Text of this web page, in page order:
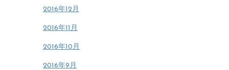
2016年12月
2016年11月
2016年10月
2016年9月